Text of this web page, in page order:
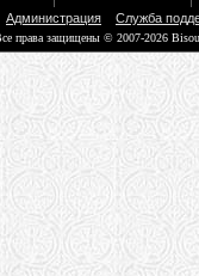
Администрация Служба
права защищены © 2007-2026